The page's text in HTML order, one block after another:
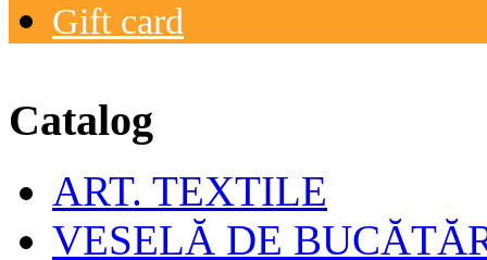
Gift card
Catalog
ART. TEXTILE
VESELĂ DE